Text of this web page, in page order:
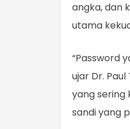
angka, dan
utama
“Password
ujar Dr.
yang sering
sandi yang